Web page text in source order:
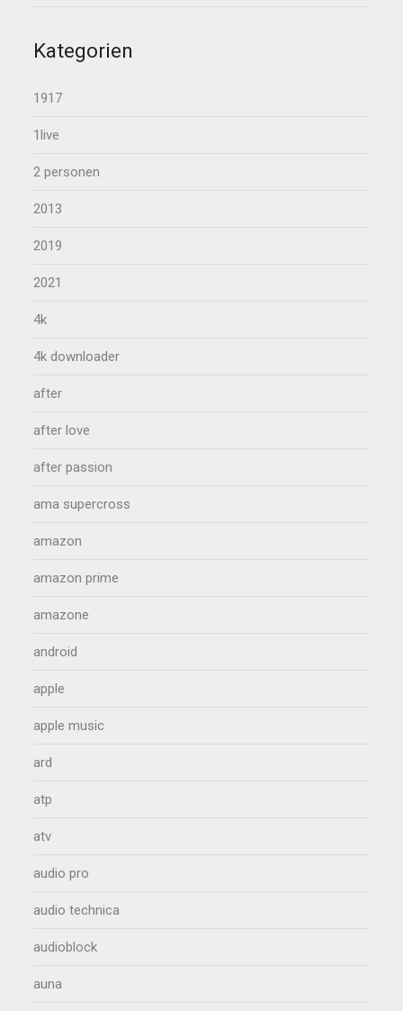
Kategorien
1917
1live
2 personen
2013
2019
2021
4k
4k downloader
after
after love
after passion
ama supercross
amazon
amazon prime
amazone
android
apple
apple music
ard
atp
atv
audio pro
audio technica
audioblock
auna